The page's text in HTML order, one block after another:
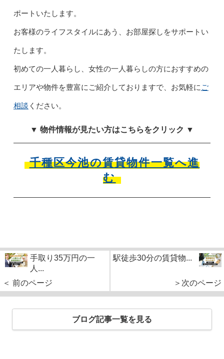
ポートいたします。
お客様のライフスタイルにあう、お部屋探しをサポートい
たします。
初めての一人暮らし、女性の一人暮らしの方におすすめの
エリアや物件を豊富にご紹介しておりますで、お気軽にご
相談 ください。
▼ 物件情報が見たい方はこちらをクリック ▼
千種区今池の賃貸物件一覧へ進
む
手取り35万円の一
人...
＜ 前のページ
駅徒歩30分の賃貸物...
＞次のページ
ブログ記事一覧を見る